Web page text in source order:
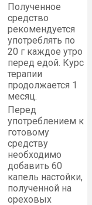
Полученное
средство
рекомендуется
употреблять по
20 г каждое утро
перед едой. Курс
терапии
продолжается 1
месяц.
Перед
употреблением к
готовому
средству
необходимо
добавить 60
капель настойки,
полученной на
ореховых